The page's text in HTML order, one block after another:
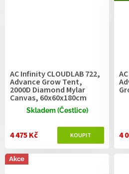
AC Infinity CLOUDLAB 722,
Advance Grow Tent,
2000D Diamond Mylar
Canvas, 60x60x180cm
Skladem (Čestlice)
4 475 Kč 4
Akce